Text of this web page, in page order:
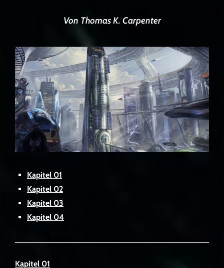
Von Thomas K. Carpenter
Kapitel 01
Kapitel 02
Kapitel 03
Kapitel 04
Kapitel 01